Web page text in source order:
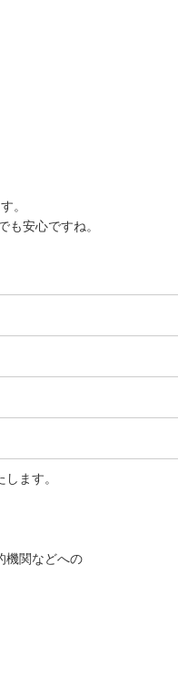
。
も安心ですね。
ます。
機関などへの